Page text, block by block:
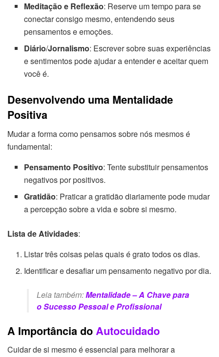
Meditação e Reflexão: Reserve um tempo para se
conectar consigo mesmo, entendendo seus
pensamentos e emoções.
Diário/Jornalismo: Escrever sobre suas experiências
e sentimentos pode ajudar a entender e aceitar quem
você é.
Desenvolvendo uma Mentalidade
Positiva
Mudar a forma como pensamos sobre nós mesmos é
fundamental:
Pensamento Positivo: Tente substituir pensamentos
negativos por positivos.
Gratidão: Praticar a gratidão diariamente pode mudar
a percepção sobre a vida e sobre si mesmo.
Lista de Atividades:
Listar três coisas pelas quais é grato todos os dias.
Identificar e desafiar um pensamento negativo por dia.
Leia também:Mentalidade – A Chave para
o Sucesso Pessoal e Profissional
A Importância doAutocuidado
Cuidar de si mesmo é essencial para melhorar a